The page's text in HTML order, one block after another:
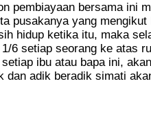
pembiayaan bersama ini
pusakanya yang
hidup ketika itu, maka
6 setiap seorang ke atas
ibu atau bapa ini,
dan adik beradik simati